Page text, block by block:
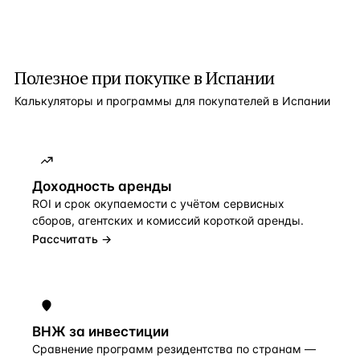
Полезное при покупке вИспании
Калькуляторы и программы для покупателей в Испании
Доходность аренды
ROI и срок окупаемости с учётом сервисных
сборов, агентских и комиссий короткой аренды.
Рассчитать →
ВНЖ за инвестиции
Сравнение программ резидентства по странам —